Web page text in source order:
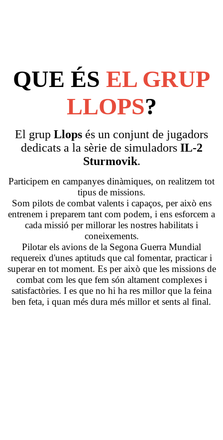
QUE ÉS EL GRUP
LLOPS?
El grup Llops és un conjunt de jugadors
dedicats a la sèrie de simuladors IL-2
Sturmovik.
Participem en campanyes dinàmiques, on realitzem tot
tipus de missions.
Som pilots de combat valents i capaços, per això ens
entrenem i preparem tant com podem, i ens esforcem a
cada missió per millorar les nostres habilitats i
coneixements.
Pilotar els avions de la Segona Guerra Mundial
requereix d'unes aptituds que cal fomentar, practicar i
superar en tot moment. Es per això que les missions de
combat com les que fem són altament complexes i
satisfactòries. I es que no hi ha res millor que la feina
ben feta, i quan més dura més millor et sents al final.